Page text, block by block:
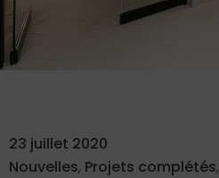
23 juillet 2020
Nouvelles, Projets complétés,